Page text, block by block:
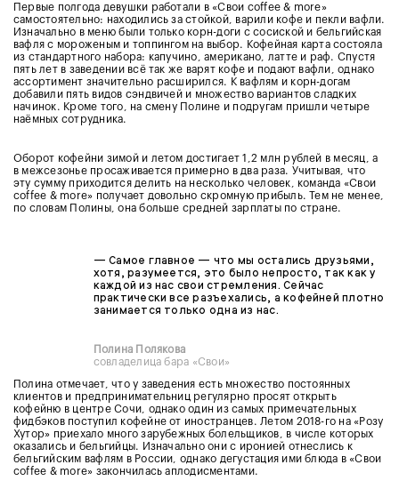
Первые полгода девушки работали в «Свои coffee & more»
самостоятельно: находились за стойкой, варили кофе и пекли вафли.
Изначально в меню были только корн-доги с сосиской и бельгийская
вафля с мороженым и топпингом на выбор. Кофейная карта состояла
из стандартного набора: капучино, американо, латте и раф. Спустя
пять лет в заведении всё так же варят кофе и подают вафли, однако
ассортимент значительно расширился. К вафлям и корн-догам
добавили пять видов сэндвичей и множество вариантов сладких
начинок. Кроме того, на смену Полине и подругам пришли четыре
наёмных сотрудника.
Оборот кофейни зимой и летом достигает 1,2 млн рублей в месяц, а
в межсезонье просаживается примерно в два раза. Учитывая, что
эту сумму приходится делить на несколько человек, команда «Свои
coffee & more» получает довольно скромную прибыль. Тем не менее,
по словам Полины, она больше средней зарплаты по стране.
— Самое главное — что мы остались друзьями,
хотя, разумеется, это было непросто, так как у
каждой из нас свои стремления. Сейчас
практически все разъехались, а кофейней плотно
занимается только одна из нас.
Полина Полякова
совладелица бара «Свои»
Полина отмечает, что у заведения есть множество постоянных
клиентов и предпринимательниц регулярно просят открыть
кофейню в центре Сочи, однако один из самых примечательных
фидбэков поступил кофейне от иностранцев. Летом 2018-го на «Розу
Хутор» приехало много зарубежных болельщиков, в числе которых
оказались и бельгийцы. Изначально они с иронией отнеслись к
бельгийским вафлям в России, однако дегустация ими блюда в «Свои
coffee & more» закончилась аплодисментами.